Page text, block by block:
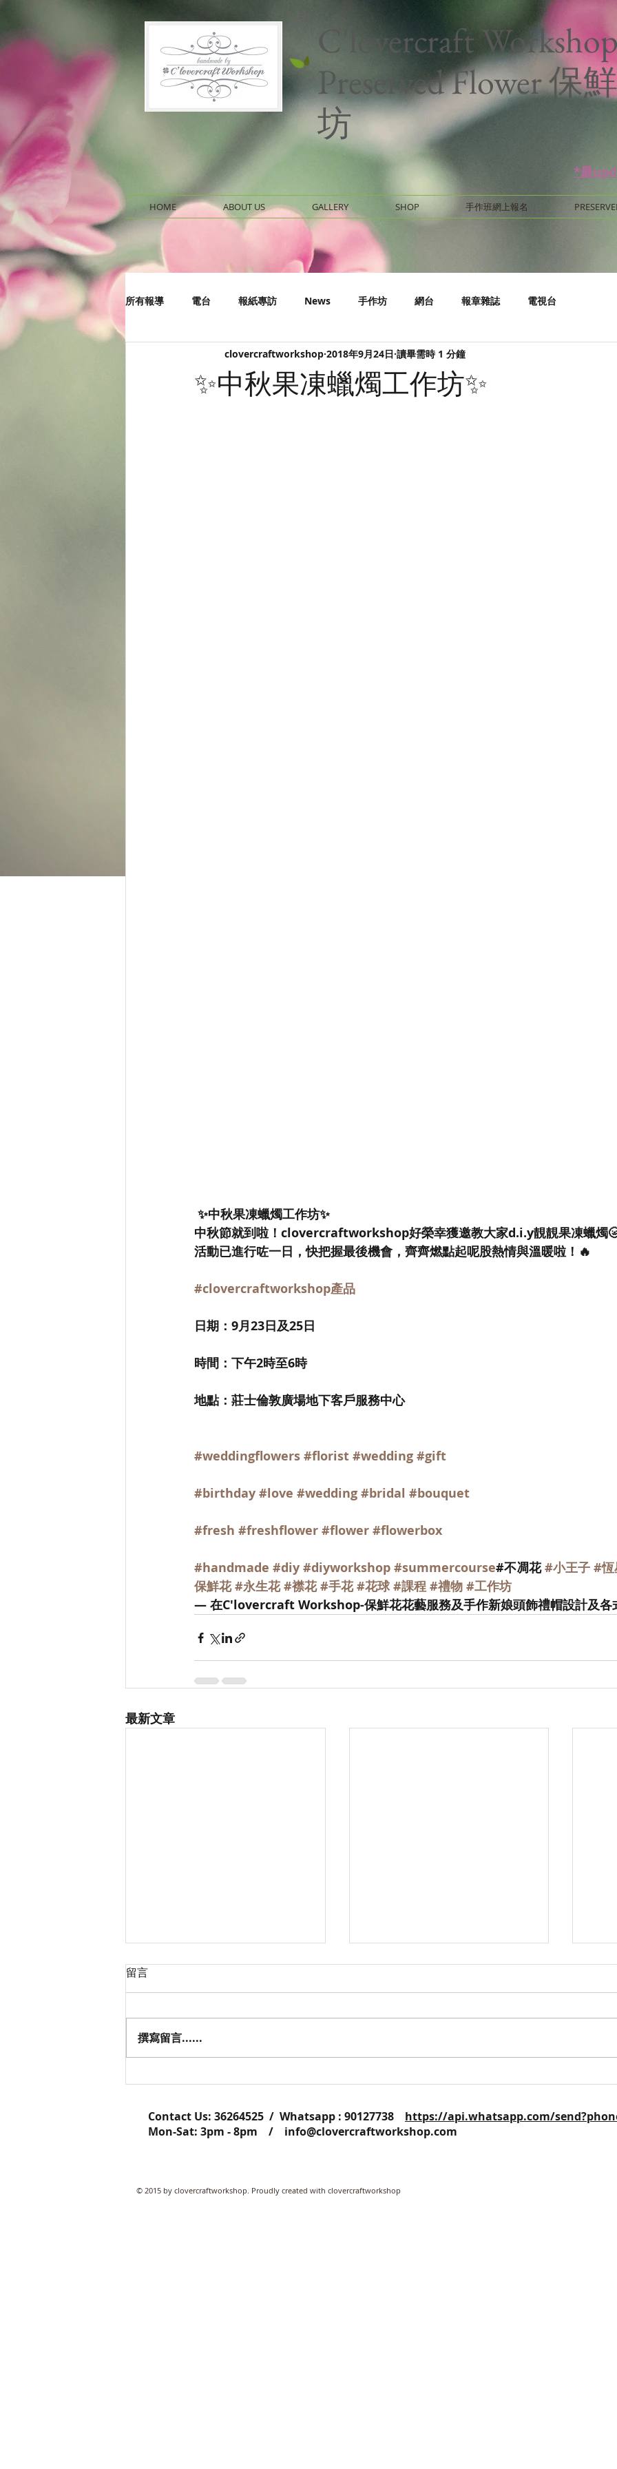
C'lovercraft
Preserved Flower 保
坊
*最
HOME ABOUT US GALLERY SHOP 手作班網上報名
所有報導 電台 報紙專訪 News 手作坊 網台 報章雜誌 電視台
✨中秋果凍蠟燭工作坊✨
clovercraftworkshop 2018年9月24日 讀畢需時 1 分鐘
✨中秋果凍蠟燭工作坊✨
中秋節就到啦！clovercraftworkshop好榮幸獲邀教大家d.i.y靚靚果凍蠟燭
活動已進行咗一日，快把握最後機會，齊齊燃點起呢股熱情與溫暖啦！🔥
#clovercraftworkshop產品
日期：9月23日及25日
時間：下午2時至6時
地點：莊士倫敦廣場地下客戶服務中心
#weddingflowers #florist #wedding #gift
#birthday #love #wedding #bridal #bouquet
#fresh #freshflower #flower #flowerbox
#handmade #diy #diyworkshop #summercourse#不凋花 #小王子 #恆
保鮮花 #永生花 #襟花 #手花 #花球 #課程 #禮物 #工作坊
— 在C'lovercraft Workshop-保鮮花花藝服務及手作新娘頭飾禮帽設計及各
最新文章
留言
撰寫留言......
Contact Us: ​​​​​​​​​​​​​​​​​​​​36264525 / Whatsapp : 90127738 https://api.whatsapp.com/
Mon-Sat: 3pm - 8pm / info@clovercraftworkshop.com
© 2015 by clovercraftworkshop. Proudly created with clovercraftworkshop